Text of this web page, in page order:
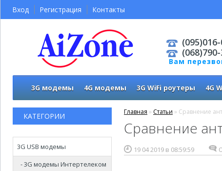
Вам
Вход Регистрация Контакты
3G модемы 4G модемы 3G WiFi роутеры 4G
КАТЕГОРИИ
3G USB модемы
- 3G модемы Интертелеком
Главная » Статьи » Сравнение
Сравнение
19 04 2019 в 08:59:59